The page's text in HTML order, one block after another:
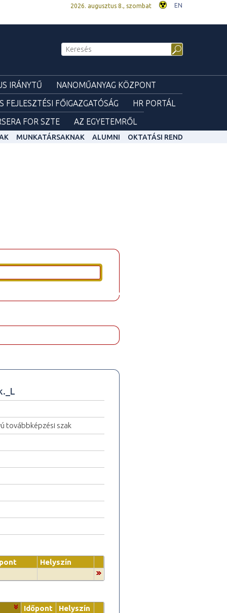
2026. augusztus 8., szombat EN
IRÁNYTŰ
NANOMŰANYAG KÖZPONT
FEJLESZTÉSI FŐIGAZGATÓSÁG
HR PORTÁL
FOR SZTE AZ EGYETEMRŐL
MUNKATÁRSAKNAK ALUMNI OKTATÁSI REND
továbbképzési szak
Helyszín
Időpont
Helyszín